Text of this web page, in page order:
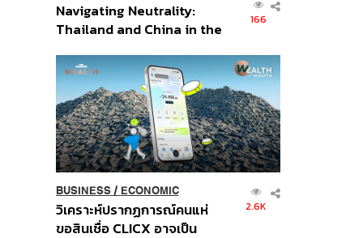
Navigating Neutrality:
Thailand and China in the
Order
166
BUSINESS/ ECONOMIC
วิเคราะห์ปรากฏการณ์คนแห่
ขอสินเชื่อ CLICX อาจเป็น
2.6K